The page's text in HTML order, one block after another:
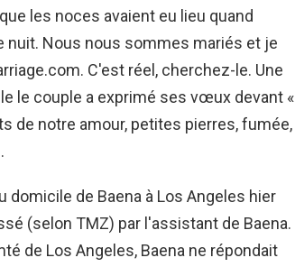
les noces avaient eu lieu quand
nuit. Nous nous sommes mariés et je
C'est réel, cherchez-le. Une
le couple a exprimé ses vœux devant «
de notre amour, petites pierres, fumée,
de Baena à Los Angeles hier
(selon TMZ) par l'assistant de Baena.
de Los Angeles, Baena ne répondait